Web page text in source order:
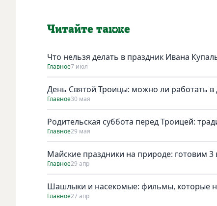
Читайте также
Что нельзя делать в праздник Ивана
Главное7 июл
День Святой Троицы: можно ли работать в
Главное30 мая
Родительская суббота перед Троицей:
Главное29 мая
Майские праздники на природе: готовим 3
Главное29 апр
Шашлыки и насекомые: фильмы, которые
Главное27 апр